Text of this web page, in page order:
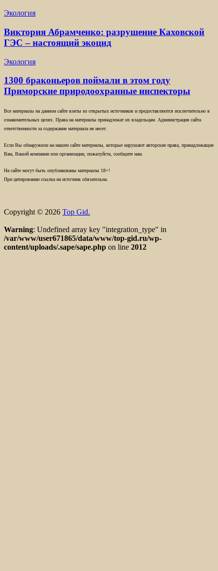
Экология
Виктория Абрамченко: разрушение Каховской
ГЭС – настоящий экоцид
Экология
1300 браконьеров поймали в этом году
Приморские природоохранные инспекторы
Все материалы на данном сайте взяты из открытых источников и предоставляются исключительно в
ознакомительных целях. Права на материалы принадлежат их владельцам. Администрация сайта
ответственности за содержание материала не несет.
Если Вы обнаружили на нашем сайте материалы, которые нарушают авторские права, принадлежащие
Вам, Вашей компании или организации, пожалуйста, сообщите нам.
На сайте могут быть опубликованы материалы 18+!
При цитировании ссылка на источник обязательна.
Copyright © 2026 Top Gid.
Warning: Undefined array key "integration_type" in
/var/www/user671865/data/www/top-gid.ru/wp-
content/uploads/.sape/sape.php on line 2012